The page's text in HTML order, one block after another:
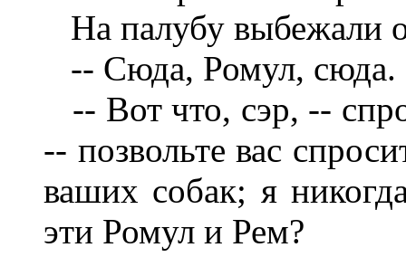
На палубу выбежали
-- Сюда, Ромул, сюда.
-- Вот что, сэр, --
-- позвольте вас
ваших собак; я
эти Ромул и Рем?